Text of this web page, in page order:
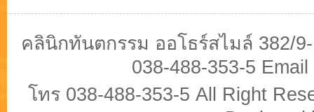
คลินิกทันตกรรม ออโธร์สไมล์ 382/
038-488-353-5
โทร 038-488-353-5 All Right